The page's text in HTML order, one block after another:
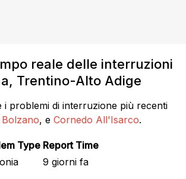
reale delle interruzioni
Trentino-Alto Adige
i problemi di interruzione più recenti
Bolzano, e Cornedo All'Isarco.
Type Report Time
9 giorni fa